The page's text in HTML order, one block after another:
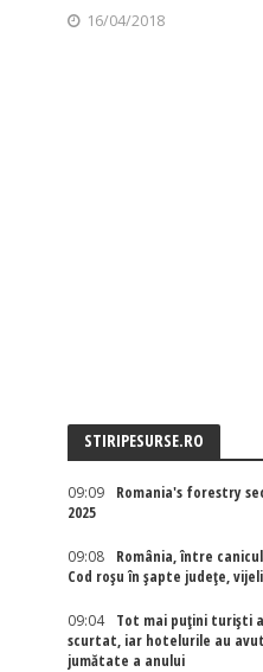
16/04/2018
STIRIPESURSE.RO
09:09
Romania's forestry
2025
09:08
România, între
Cod roșu în șapte județe,
09:04
Tot mai puțini turiști
scurtat, iar hotelurile au
jumătate a anului